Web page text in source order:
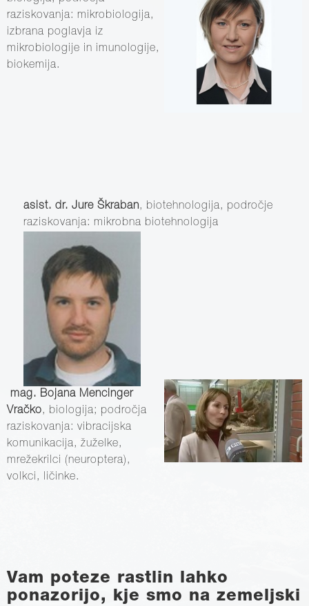
raziskovanja: mikrobiologija,
izbrana poglavja iz
mikrobiologije in imunologije,
biokemija.
asist. dr. Jure Škraban, biotehnologija, področje
raziskovanja: mikrobna biotehnologija
mag. Bojana Mencinger
Vračko, biologija; področja
raziskovanja: vibracijska
komunikacija, žuželke,
mrežekrilci (neuroptera),
volkci, ličinke.
Vam poteze rastlin lahko
ponazorijo, kje smo na zemeljski